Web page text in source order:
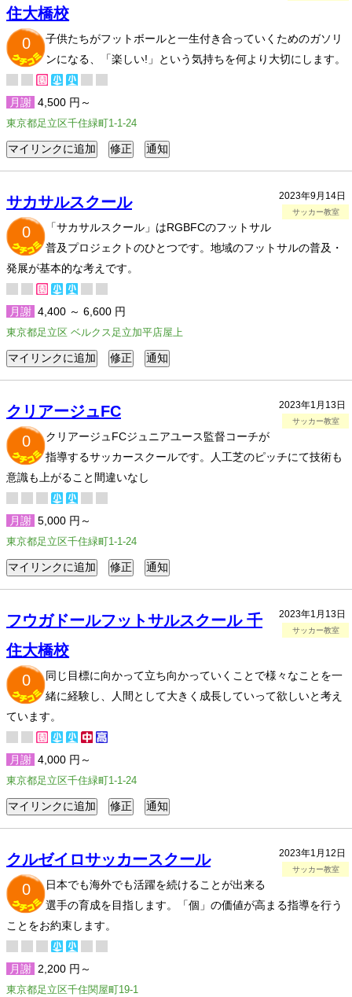
住大橋校
0
子供たちがフットボールと一生付き合っていくためのガソリ
ンになる、「楽しい!」という気持ちを何より大切にします。
月謝 4,500 円～
東京都足立区千住緑町1-1-24
2023年9月14日
サッカー教室
サカサルスクール
0
「サカサルスクール」はRGBFCのフットサル
普及プロジェクトのひとつです。地域のフットサルの普及・
発展が基本的な考えです。
月謝 4,400 ～ 6,600 円
東京都足立区 ベルクス足立加平店屋上
2023年1月13日
サッカー教室
クリアージュFC
0
クリアージュFCジュニアユース監督コーチが
指導するサッカースクールです。人工芝のピッチにて技術も
意識も上がること間違いなし
月謝 5,000 円～
東京都足立区千住緑町1-1-24
2023年1月13日
サッカー教室
フウガドールフットサルスクール 千
住大橋校
0
同じ目標に向かって立ち向かっていくことで様々なことを一
緒に経験し、人間として大きく成長していって欲しいと考え
ています。
月謝 4,000 円～
東京都足立区千住緑町1-1-24
2023年1月12日
サッカー教室
クルゼイロサッカースクール
0
日本でも海外でも活躍を続けることが出来る
選手の育成を目指します。「個」の価値が高まる指導を行う
ことをお約束します。
月謝 2,200 円～
東京都足立区千住関屋町19-1